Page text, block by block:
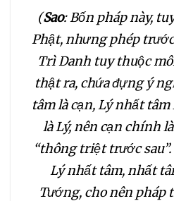
060 061
063 064
066 067
069 070
072 073
(Sao: Bốn pháp này,
Phật, nhưng phép
Trì Danh tuy thuộc
thật ra, chứa đựng ý
tâm là cạn, Lý nhất tâm
là Lý, nên cạn chính
“thông triệt trước
Lý nhất tâm, nhất
Tướng, cho nên pháp